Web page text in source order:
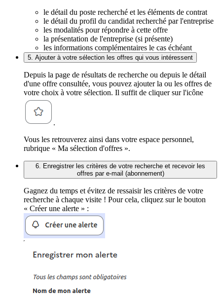
le détail du poste recherché et les éléments de contrat
le détail du profil du candidat recherché par l'entreprise
les modalités pour répondre à cette offre
la présentation de l'entreprise (si présente)
les informations complémentaires le cas échéant
5. Ajouter à votre sélection les offres qui vous intéressent
Depuis la page de résultats de recherche ou depuis le détail
d'une offre consultée, vous pouvez ajouter la ou les offres de
votre choix à votre sélection. Il suffit de cliquer sur l'icône
.
Vous les retrouverez ainsi dans votre espace personnel,
rubrique « Ma sélection d'offres ».
6. Enregistrer les critères de votre recherche et recevoir les
offres par e-mail (abonnement)
Gagnez du temps et évitez de ressaisir les critères de votre
recherche à chaque visite ! Pour cela, cliquez sur le bouton
« Créer une alerte » :